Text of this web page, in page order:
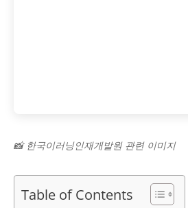
📸 한국이러닝인재개발원 관련 이미지
Table of Contents